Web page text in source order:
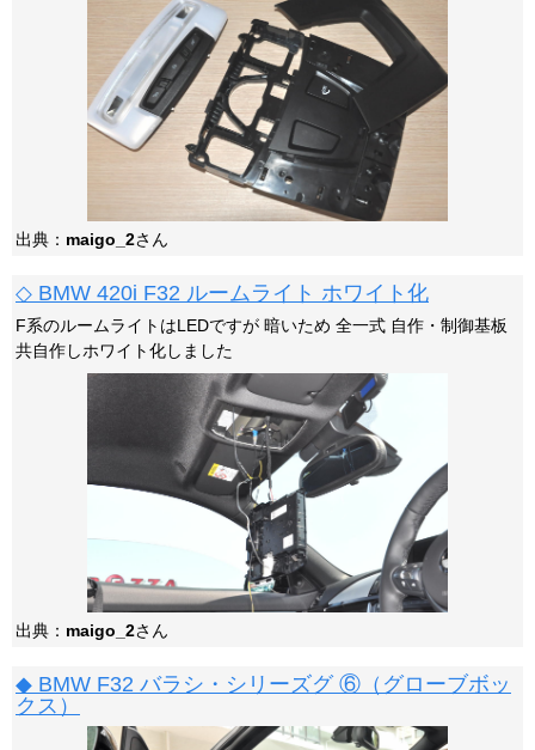
出典： maigo_2さん
◇ BMW 420i F32 ルームライト ホワイト化
F系のルームライトはLEDですが 暗いため 全一式 自作・制御基板
共自作しホワイト化しました
出典： maigo_2さん
◆ BMW F32 バラシ・シリーズグ ⑥（グローブボッ
クス）